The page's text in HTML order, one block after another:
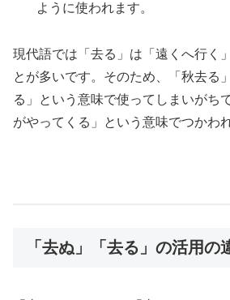
ように使われます。
現代語では「去る」は「遠くへ行く
とが多いです。そのため、「秋去る
る」という意味で使ってしまいがち
がやってくる」という意味でつかわ
「去ぬ」「去る」の活用の